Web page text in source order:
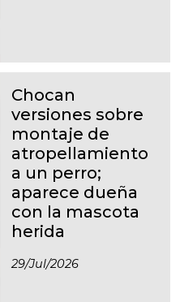
Chocan
versiones sobre
montaje de
atropellamiento
a un perro;
aparece dueña
con la mascota
herida
29/jul/2026